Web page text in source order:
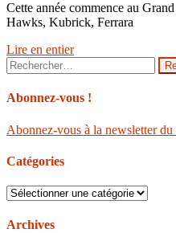
Cette année commence au
Hawks, Kubrick, Ferrara
Lire en entier
Rechercher :
Abonnez-vous !
Abonnez-vous à la newsletter
Catégories
Catégories
Archives